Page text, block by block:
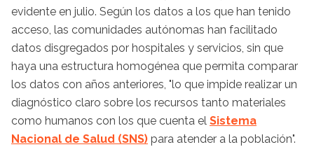
evidente en julio. Según los datos a los que han tenido
acceso, las comunidades autónomas han facilitado
datos disgregados por hospitales y servicios, sin que
haya una estructura homogénea que permita comparar
los datos con años anteriores, "lo que impide realizar un
diagnóstico claro sobre los recursos tanto materiales
como humanos con los que cuenta el Sistema
Nacional de Salud (SNS) para atender a la población".